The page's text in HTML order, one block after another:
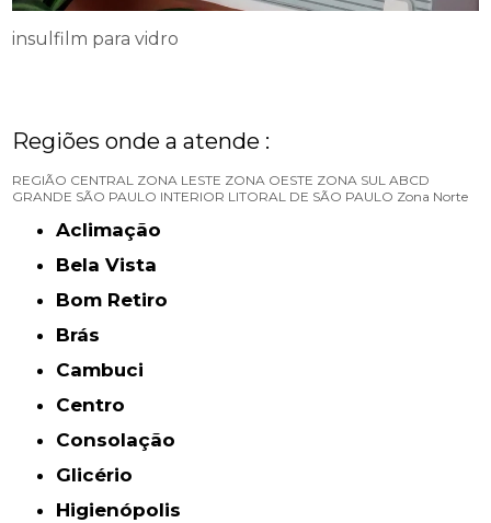
insulfilm para vidro
Regiões onde a atende :
REGIÃO CENTRAL ZONA LESTE ZONA OESTE ZONA SUL ABCD
GRANDE SÃO PAULO INTERIOR LITORAL DE SÃO PAULO Zona Norte
Aclimação
Bela Vista
Bom Retiro
Brás
Cambuci
Centro
Consolação
Glicério
Higienópolis